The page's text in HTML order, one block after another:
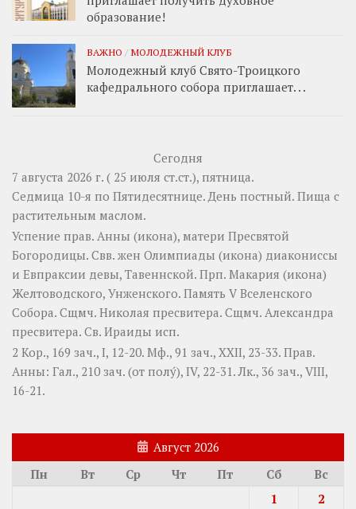
образование!
ВАЖНО / МОЛОДЕЖНЫЙ КЛУБ
Молодежный клуб Свято-Троицкого
кафедрального собора приглашает. . .
Сегодня
7 августа 2026 г. ( 25 июля ст.ст.), пятница.
Седмица 10-я по Пятидесятнице. День постный. Пища с
растительным маслом.
Успение прав. Анны (икона), матери Пресвятой
Богородицы. Свв. жен Олимпиады (икона) диакониссы
и Евпраксии девы, Тавеннской. Прп. Макария (икона)
Желтоводского, Унженского. Память V Вселенского
Собора. Сщмч. Николая пресвитера. Сщмч. Александра
пресвитера. Св. Ираиды исп.
2 Кор., 169 зач., I, 12-20. Мф., 91 зач., XXII, 23-33. Прав.
Анны: Гал., 210 зач. (от полу́), IV, 22-31. Лк., 36 зач., VIII,
16-21.
Август 2026
Пн
Вт Ср Чт Пт Сб
Вс
1
2